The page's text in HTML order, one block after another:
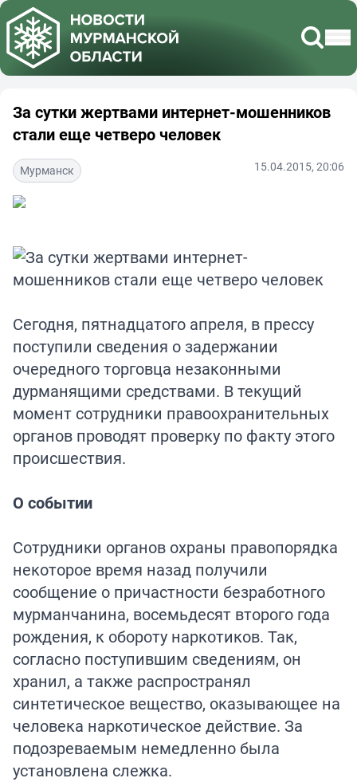
За сутки жертвами интернет-мошенников
стали еще четверо человек
Мурманск 15.04.2015, 20:06
Сегодня, пятнадцатого апреля, в прессу
поступили сведения о задержании
очередного торговца незаконными
дурманящими средствами. В текущий
момент сотрудники правоохранительных
органов проводят проверку по факту этого
происшествия.
О событии
Сотрудники органов охраны правопорядка
некоторое время назад получили
сообщение о причастности безработного
мурманчанина, восемьдесят второго года
рождения, к обороту наркотиков. Так,
согласно поступившим сведениям, он
хранил, а также распространял
синтетическое вещество, оказывающее на
человека наркотическое действие. За
подозреваемым немедленно была
установлена слежка.